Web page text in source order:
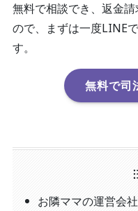
無料で相談でき、返金
ので、まずは一度LINE
す。
無料で司
お隣ママの運営会